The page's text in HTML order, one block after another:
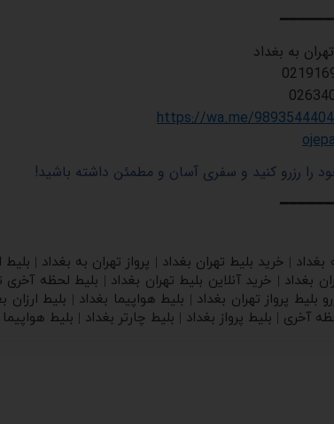
به بغداد
را رزرو کنید و سفری آسان و مطمئن داشته باشید!
بغداد | خرید بلیط تهران بغداد | پرواز تهران به بغداد |
بغداد | خرید آنلاین بلیط تهران بغداد | بلیط لحظه
بلیط پرواز تهران بغداد | بلیط هواپیما بغداد | بلیط
آخری | بلیط پرواز بغداد | بلیط چارتر بغداد | بلیط